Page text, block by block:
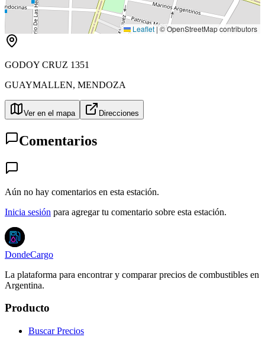
Leaflet |© OpenStreetMap contributors
GODOY CRUZ 1351
GUAYMALLEN, MENDOZA
Ver en el mapa Direcciones
Comentarios
Aún no hay comentarios en esta estación.
Inicia sesión para agregar tu comentario sobre esta estación.
DondeCargo
La plataforma para encontrar y comparar precios de combustibles en
Argentina.
Producto
Buscar Precios